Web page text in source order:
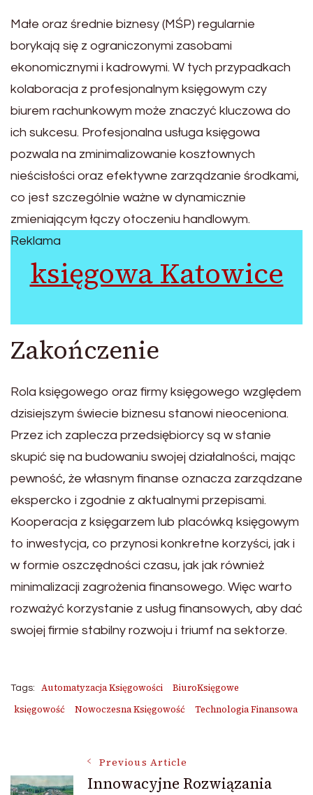
Małe oraz średnie biznesy (MŚP) regularnie
borykają się z ograniczonymi zasobami
ekonomicznymi i kadrowymi. W tych przypadkach
kolaboracja z profesjonalnym księgowym czy
biurem rachunkowym może znaczyć kluczowa do
ich sukcesu. Profesjonalna usługa księgowa
pozwala na zminimalizowanie kosztownych
nieścisłości oraz efektywne zarządzanie środkami,
co jest szczególnie ważne w dynamicznie
zmieniającym łączy otoczeniu handlowym.
Reklama
księgowa Katowice
Zakończenie
Rola księgowego oraz firmy księgowego względem
dzisiejszym świecie biznesu stanowi nieoceniona.
Przez ich zaplecza przedsiębiorcy są w stanie
skupić się na budowaniu swojej działalności, mając
pewność, że własnym finanse oznacza zarządzane
ekspercko i zgodnie z aktualnymi przepisami.
Kooperacja z księgarzem lub placówką księgowym
to inwestycja, co przynosi konkretne korzyści, jak i
w formie oszczędności czasu, jak jak również
minimalizacji zagrożenia finansowego. Więc warto
rozważyć korzystanie z usług finansowych, aby dać
swojej firmie stabilny rozwoju i triumf na sektorze.
Tags: Automatyzacja Księgowości
BiuroKsięgowe
księgowość
Nowoczesna Księgowość Technologia Finansowa
Post
Previous Article
Innowacyjne Rozwiązania